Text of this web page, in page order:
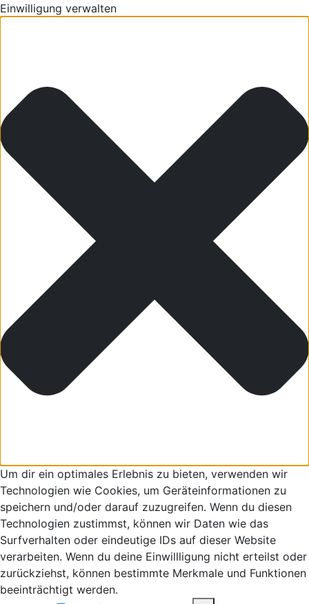
Einwilligung verwalten
Um dir ein optimales Erlebnis zu bieten, verwenden wir
Technologien wie Cookies, um Geräteinformationen zu
speichern und/oder darauf zuzugreifen. Wenn du diesen
Technologien zustimmst, können wir Daten wie das
Surfverhalten oder eindeutige IDs auf dieser Website
verarbeiten. Wenn du deine Einwillligung nicht erteilst oder
zurückziehst, können bestimmte Merkmale und Funktionen
beeinträchtigt werden.